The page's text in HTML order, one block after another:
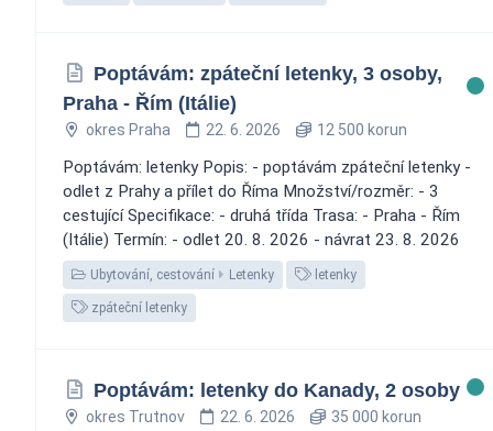
Poptávám: zpáteční letenky, 3 osoby,
Praha - Řím (Itálie)
okres Praha 22. 6. 2026 12 500 korun
Poptávám: letenky Popis: - poptávám zpáteční letenky -
odlet z Prahy a přílet do Říma Množství/rozměr: - 3
cestující Specifikace: - druhá třída Trasa: - Praha - Řím
(Itálie) Termín: - odlet 20. 8. 2026 - návrat 23. 8. 2026
Ubytování, cestování Letenky letenky
zpáteční letenky
Poptávám: letenky do Kanady, 2 osoby
okres Trutnov 22. 6. 2026 35 000 korun